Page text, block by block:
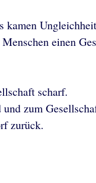
kamen
einen
scharf.
zum
zurück.